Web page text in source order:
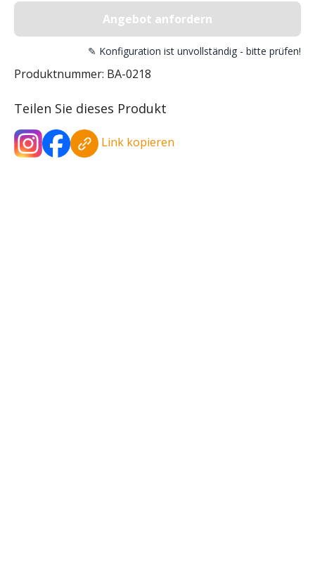
Angebot anfordern
✎ Konfiguration ist unvollständig - bitte prüfen!
Produktnummer: BA-0218
Teilen Sie dieses Produkt
Link kopieren